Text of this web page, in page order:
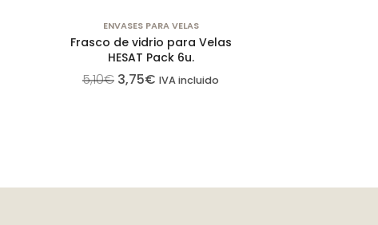
ENVASES PARA VELAS
Frasco de vidrio para Velas
HESAT Pack 6u.
5,10€ 3,75€ IVA incluido